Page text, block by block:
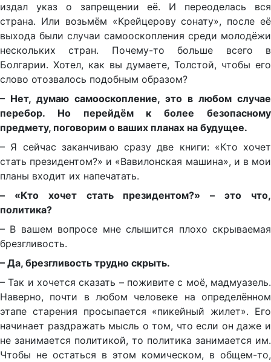
издал указ о запрещении её. И переоделась вся
страна. Или возьмём «Крейцерову сонату», после её
выхода были случаи самооскопления среди молодёжи
нескольких стран. Почему-то больше всего в
Болгарии. Хотел, как вы думаете, Толстой, чтобы его
слово отозвалось подобным образом?
– Нет, думаю самооскопление, это в любом случае
перебор. Но перейдём к более безопасному
предмету, поговорим о ваших планах на будущее.
– Я сейчас заканчиваю сразу две книги: «Кто хочет
стать президентом?» и «Вавилонская машина», и в мои
планы входит их напечатать.
– «Кто хочет стать президентом?» – это что,
политика?
– В вашем вопросе мне слышится плохо скрываемая
брезгливость.
– Да, брезгливость трудно скрыть.
– Так и хочется сказать – поживите с моё, мадмуазель.
Наверно, почти в любом человеке на определённом
этапе старения просыпается «пикейный жилет». Его
начинает раздражать мысль о том, что если он даже и
не занимается политикой, то политика занимается им.
Чтобы не остаться в этом комическом, в общем-то,